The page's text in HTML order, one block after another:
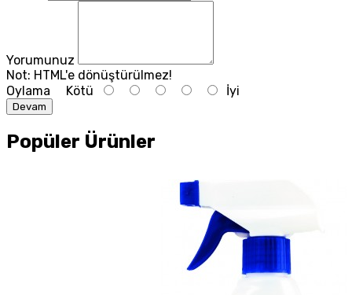
Yorumunuz
Not: HTML'e dönüştürülmez!
Oylama Kötü İyi
Devam
Popüler Ürünler